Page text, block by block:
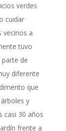
verdes
cuidar
vecinos a
tuvo
de
diferente
que
y
casi 30 años
frente a